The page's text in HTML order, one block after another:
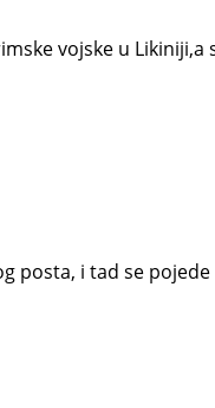
vojske u
posta, i tad se